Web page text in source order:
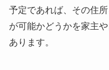
予定であれば、その住
が可能かどうかを家主
あります。